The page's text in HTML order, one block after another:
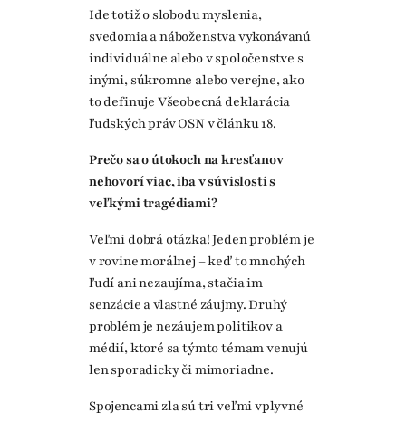
Ide totiž o slobodu myslenia,
svedomia a náboženstva vykonávanú
individuálne alebo v spoločenstve s
inými, súkromne alebo verejne, ako
to definuje Všeobecná deklarácia
ľudských práv OSN v článku 18.
Prečo sa o útokoch na kresťanov
nehovorí viac, iba v súvislosti s
veľkými tragédiami?
Veľmi dobrá otázka! Jeden problém je
v rovine morálnej – keď to mnohých
ľudí ani nezaujíma, stačia im
senzácie a vlastné záujmy. Druhý
problém je nezáujem politikov a
médií, ktoré sa týmto témam venujú
len sporadicky či mimoriadne.
Spojencami zla sú tri veľmi vplyvné